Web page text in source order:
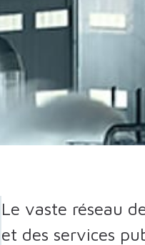
Le vaste réseau
et des services